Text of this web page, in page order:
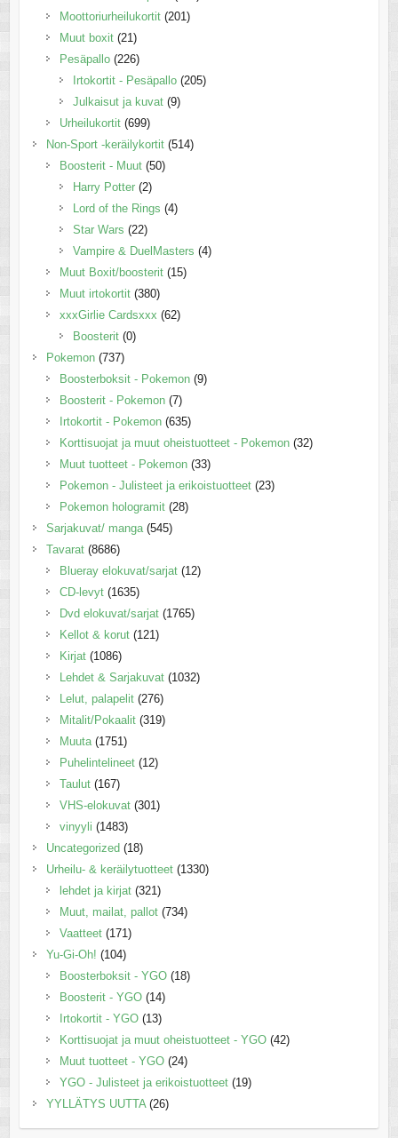
Moottoriurheilukortit (201)
Muut boxit (21)
Pesäpallo (226)
Irtokortit - Pesäpallo (205)
Julkaisut ja kuvat (9)
Urheilukortit (699)
Non-Sport -keräilykortit (514)
Boosterit - Muut (50)
Harry Potter (2)
Lord of the Rings (4)
Star Wars (22)
Vampire & DuelMasters (4)
Muut Boxit/boosterit (15)
Muut irtokortit (380)
xxxGirlie Cardsxxx (62)
Boosterit (0)
Pokemon (737)
Boosterboksit - Pokemon (9)
Boosterit - Pokemon (7)
Irtokortit - Pokemon (635)
Korttisuojat ja muut oheistuotteet - Pokemon (32)
Muut tuotteet - Pokemon (33)
Pokemon - Julisteet ja erikoistuotteet (23)
Pokemon hologramit (28)
Sarjakuvat/ manga (545)
Tavarat (8686)
Blueray elokuvat/sarjat (12)
CD-levyt (1635)
Dvd elokuvat/sarjat (1765)
Kellot & korut (121)
Kirjat (1086)
Lehdet & Sarjakuvat (1032)
Lelut, palapelit (276)
Mitalit/Pokaalit (319)
Muuta (1751)
Puhelintelineet (12)
Taulut (167)
VHS-elokuvat (301)
vinyyli (1483)
Uncategorized (18)
Urheilu- & keräilytuotteet (1330)
lehdet ja kirjat (321)
Muut, mailat, pallot (734)
Vaatteet (171)
Yu-Gi-Oh! (104)
Boosterboksit - YGO (18)
Boosterit - YGO (14)
Irtokortit - YGO (13)
Korttisuojat ja muut oheistuotteet - YGO (42)
Muut tuotteet - YGO (24)
YGO - Julisteet ja erikoistuotteet (19)
YYLLÄTYS UUTTA (26)